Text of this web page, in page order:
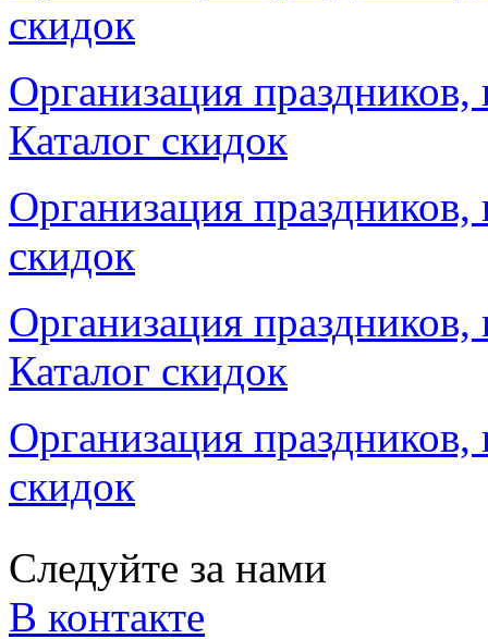
скидок
Организация
Каталог скидок
Организация
скидок
Организация
Каталог скидок
Организация
скидок
Следуйте за нами
В контакте